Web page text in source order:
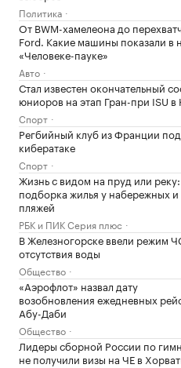
Политика
От BWM-хамелеона до
Ford. Какие машины показали в
«Человеке-пауке»
Авто
Стал известен окончательный
юниоров на этап Гран-при ISU в
Спорт
Регбийный клуб из Франции
кибератаке
Спорт
Жизнь с видом на пруд или реку:
подборка жилья у набережных и
пляжей
РБК и ПИК Серия плюс
В Железногорске ввели режим
отсутствия воды
Общество
«Аэрофлот» назвал дату
возобновления ежедневных
Абу-Даби
Общество
Лидеры сборной России по
не получили визы на ЧЕ в